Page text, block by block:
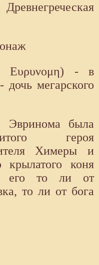
Ευρυνομη) - в
мегарского
Эвринома была
героя
Химеры и
крылатого коня
его то ли от
то ли от бога